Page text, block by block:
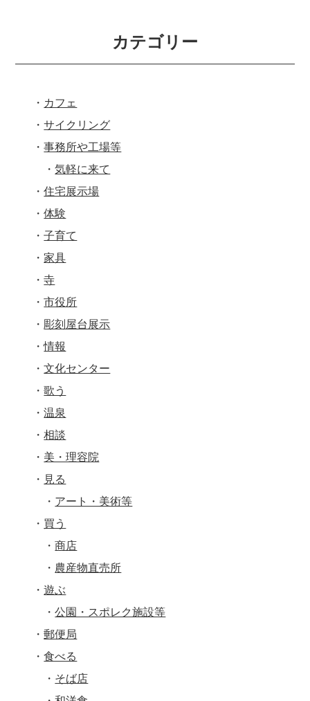
カテゴリー
カフェ
サイクリング
事務所や工場等
気軽に来て
住宅展示場
体験
子育て
家具
寺
市役所
彫刻屋台展示
情報
文化センター
歌う
温泉
相談
美・理容院
見る
アート・美術等
買う
商店
農産物直売所
遊ぶ
公園・スポレク施設等
郵便局
食べる
そば店